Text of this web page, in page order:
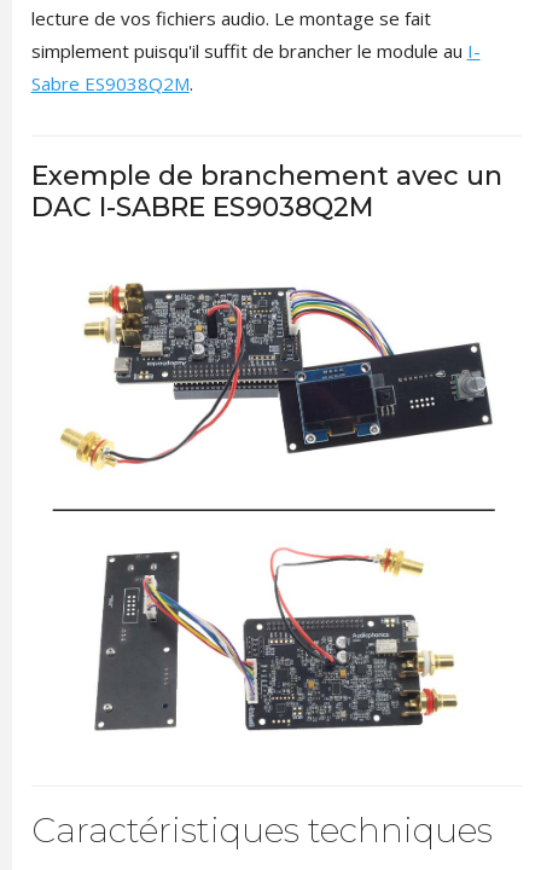
lecture de vos fichiers audio. Le montage se fait
simplement puisqu'il suffit de brancher le module au I-
Sabre ES9038Q2M.
Exemple de branchement avec un
DAC I-SABRE ES9038Q2M
Caractéristiques techniques